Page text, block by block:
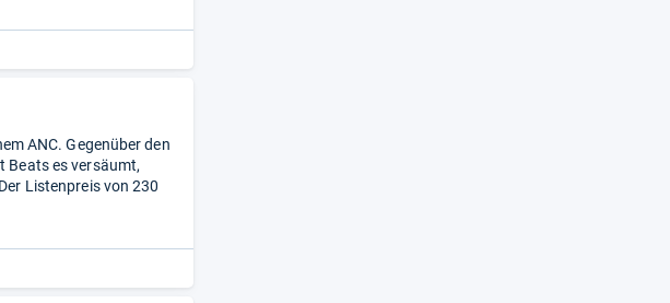
ANC. Gegenüber den
Beats es versäumt,
Listenpreis von 230